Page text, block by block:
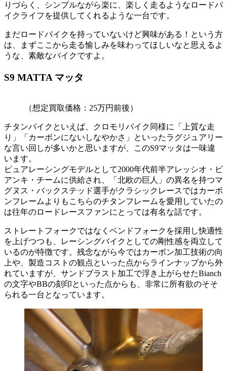
りづらく、シンプルながら楽に、楽しく走るようなロードバ
イクライフを提供してくれるような一台です。
まだロードバイクを持っていないけど興味がある！という方
は、まずここから走る愉しみを味わってほしいなと思えるよ
うな、素敵なバイクですよ。
S9 MATTA マッタ
（想定買取価格：25万円前後）
チタンバイクといえば、クロモリバイク同様に「上質な走
り」「カーボンにないしなやかさ」といったラグジュアリー
な言い回しが多いかと思いますが、このS9マッタは一味違
います。
ピュアレーシングモデルとして2000年代前半アレッシオ・ビ
アンキ・チームに供給され、「北欧の巨人」の異名を持つマ
グヌス・バックステッド選手がクラシックレースではカーボ
ンフレームよりもこちらのチタンフレームを愛用していたの
は往年のロードレースファンにとっては有名な話です。
ストレートフォークではなくベンドフォークを採用し快適性
を上げつつも、レーシングバイクとしての剛性感を両立して
いるのが特徴です。残念ながら今ではカーボン加工技術の向
上や、製造コストの観点といった点からラインナップから外
れていますが、サンドブラスト加工で浮き上がらせたBianch
の文字やBBの刻印といった点からも、非常に所有欲のそそ
られる一台となっています。